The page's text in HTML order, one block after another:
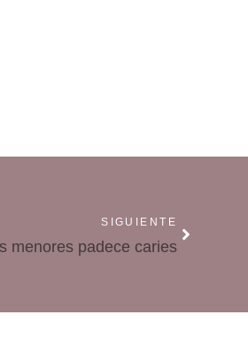
SIGUIENTE
menores padece caries